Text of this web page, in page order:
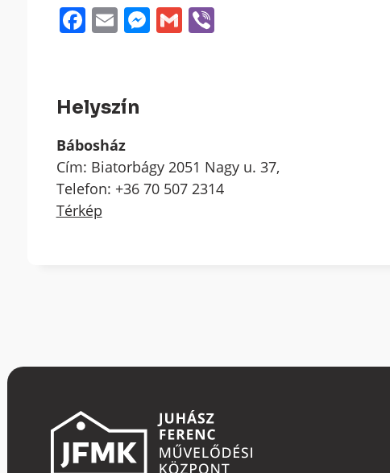
Facebook
EmailMessenger
GmailViber
Helyszín
Bábosház
Cím: Biatorbágy 2051 Nagy u. 37,
Telefon: +36 70 507 2314
Térkép